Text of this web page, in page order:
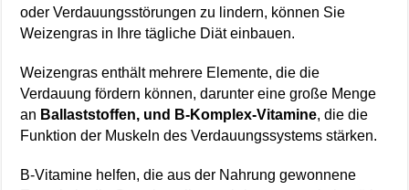
oder Verdauungsstörungen zu lindern, können Sie
Weizengras in Ihre tägliche Diät einbauen.
Weizengras enthält mehrere Elemente, die die
Verdauung fördern können, darunter eine große Menge
an Ballaststoffen, und B-Komplex-Vitamine, die die
Funktion der Muskeln des Verdauungssystems stärken.
B-Vitamine helfen, die aus der Nahrung gewonnene